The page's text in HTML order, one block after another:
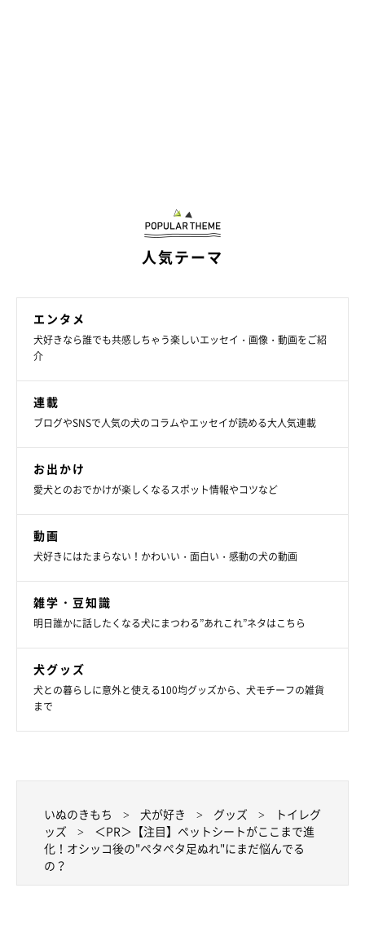
人気テーマ
エンタメ
犬好きなら誰でも共感しちゃう楽しいエッセイ・画像・動画をご紹
介
連載
ブログやSNSで人気の犬のコラムやエッセイが読める大人気連載
お出かけ
愛犬とのおでかけが楽しくなるスポット情報やコツなど
動画
犬好きにはたまらない！かわいい・面白い・感動の犬の動画
雑学・豆知識
明日誰かに話したくなる犬にまつわる”あれこれ”ネタはこちら
犬グッズ
犬との暮らしに意外と使える100均グッズから、犬モチーフの雑貨
まで
いぬのきもち 犬が好き グッズ
トイレグ
ッズ
＜PR＞【注目】ペットシートがここまで進
化！オシッコ後の"ペタペタ足ぬれ"にまだ悩んでる
の？